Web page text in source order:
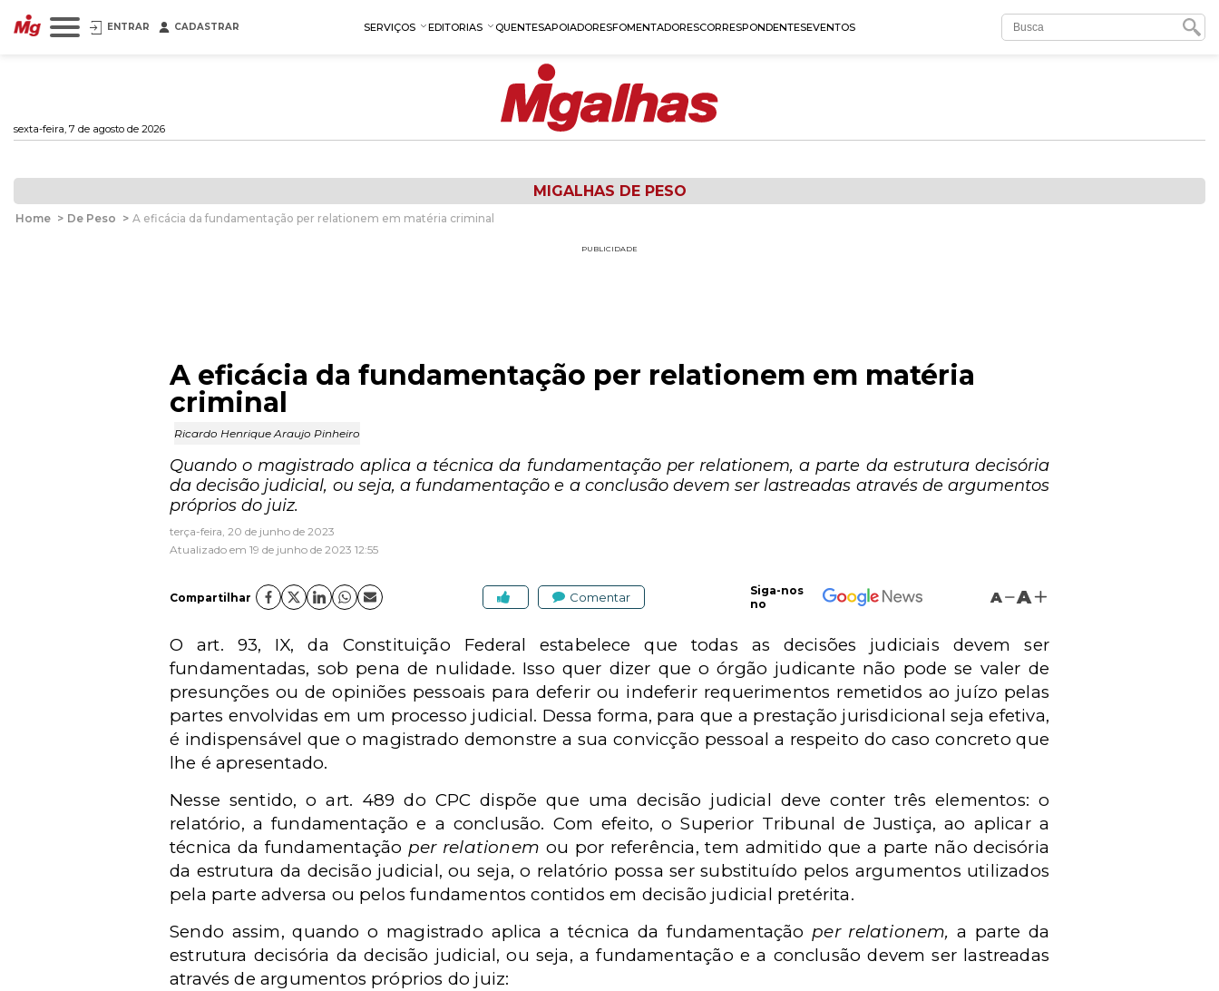
ENTRAR CADASTRAR SERVIÇOS EDITORIAS QUENTESAPOIADORESFOMENTADORESCORRESPONDENTESEVENTOS
sexta-feira, 7 de agosto de 2026
MIGALHAS DE PESO
Home > De Peso > A eficácia da fundamentação per relationem em matéria criminal
PUBLICIDADE
A eficácia da fundamentação per relationem em matéria
criminal
Ricardo Henrique Araujo Pinheiro
Quando o magistrado aplica a técnica da fundamentação per relationem, a parte da estrutura decisória
da decisão judicial, ou seja, a fundamentação e a conclusão devem ser lastreadas através de argumentos
próprios do juiz.
terça-feira, 20 de junho de 2023
Atualizado em 19 de junho de 2023 12:55
Compartilhar Comentar
Siga-nos
no
A A
O art. 93, IX, da Constituição Federal estabelece que todas as decisões judiciais devem ser
fundamentadas, sob pena de nulidade. Isso quer dizer que o órgão judicante não pode se valer de
presunções ou de opiniões pessoais para deferir ou indeferir requerimentos remetidos ao juízo pelas
partes envolvidas em um processo judicial. Dessa forma, para que a prestação jurisdicional seja efetiva,
é indispensável que o magistrado demonstre a sua convicção pessoal a respeito do caso concreto que
lhe é apresentado.
Nesse sentido, o art. 489 do CPC dispõe que uma decisão judicial deve conter três elementos: o
relatório, a fundamentação e a conclusão. Com efeito, o Superior Tribunal de Justiça, ao aplicar a
técnica da fundamentação per relationem ou por referência, tem admitido que a parte não decisória
da estrutura da decisão judicial, ou seja, o relatório possa ser substituído pelos argumentos utilizados
pela parte adversa ou pelos fundamentos contidos em decisão judicial pretérita.
Sendo assim, quando o magistrado aplica a técnica da fundamentação per relationem,a parte da
estrutura decisória da decisão judicial, ou seja, a fundamentação e a conclusão devem ser lastreadas
através de argumentos próprios do juiz: